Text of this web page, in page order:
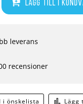
Lägg till i
i önskelista Lägg
leverans
recensioner